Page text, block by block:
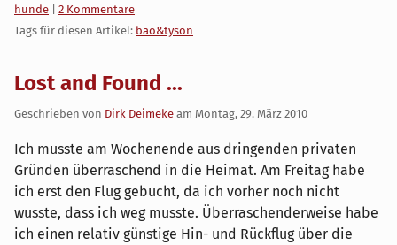
Kategorien:
hunde
2 Kommentare
Tags für diesen Artikel: bao&tyson
Lost and Found ...
Geschrieben von Dirk Deimeke am Montag, 29. März 2010
Ich musste am Wochenende aus dringenden privaten
Gründen überraschend in die Heimat. Am Freitag habe
ich erst den Flug gebucht, da ich vorher noch nicht
wusste, dass ich weg musste. Überraschenderweise habe
ich einen relativ günstige Hin- und Rückflug über die